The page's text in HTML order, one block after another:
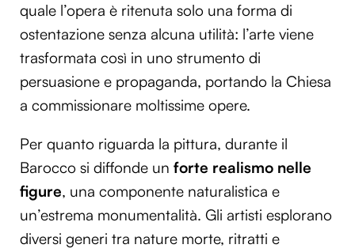
quale l’opera è ritenuta solo una forma di
ostentazione senza alcuna utilità: l’arte viene
trasformata così in uno strumento di
persuasione e propaganda, portando la Chiesa
a commissionare moltissime opere.
Per quanto riguarda la pittura, durante il
Barocco si diffonde un forte realismo nelle
figure, una componente naturalistica e
un’estrema monumentalità. Gli artisti esplorano
diversi generi tra nature morte, ritratti e